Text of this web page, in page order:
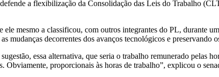
a flexibilização da Consolidação das Leis do Trabalho
ele mesmo a classificou, com outros integrantes do PL, durante
mudanças decorrentes dos avanços tecnológicos e preservando
sugestão, essa alternativa, que seria o trabalho remunerado
Obviamente, proporcionais às horas de trabalho”, explicou o